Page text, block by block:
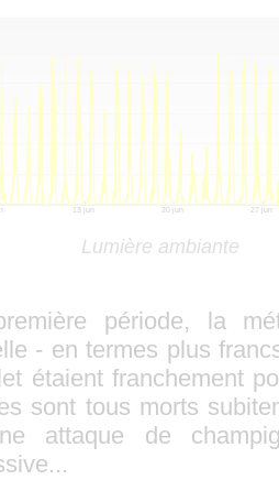
Lumière ambiante
période, la
- en termes plus
étaient franchement
sont tous morts
attaque de